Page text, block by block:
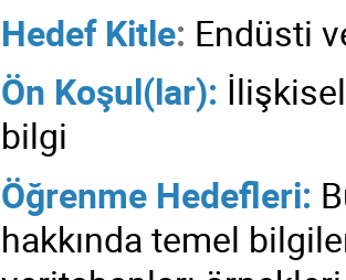
Hedef Kitle: Endüsti
Ön Koşul(lar):
bilgi
Öğrenme Hedefleri:
hakkında temel